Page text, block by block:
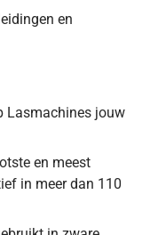
en
Lasmachines jouw
en meest
in meer dan 110